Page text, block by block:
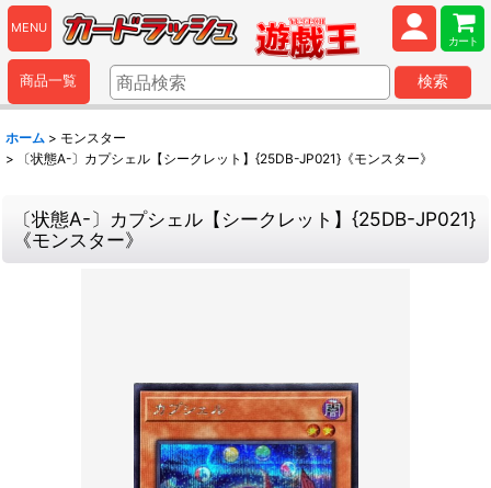
MENU
カート
商品一覧 検索
ホーム > モンスター
>
〔状態A-〕カプシェル【シークレット】{25DB-JP021}《モンスター》
〔状態A-〕カプシェル【シークレット】{25DB-JP021}
《モンスター》